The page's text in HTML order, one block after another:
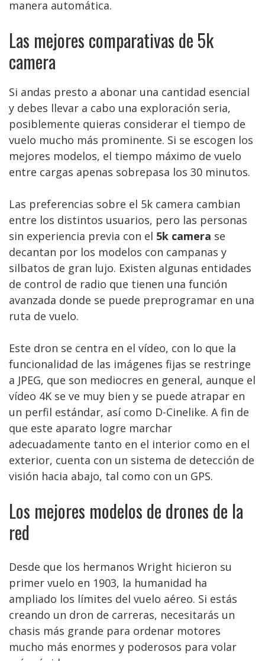
manera automática.
Las mejores comparativas de 5k
camera
Si andas presto a abonar una cantidad esencial
y debes llevar a cabo una exploración seria,
posiblemente quieras considerar el tiempo de
vuelo mucho más prominente. Si se escogen los
mejores modelos, el tiempo máximo de vuelo
entre cargas apenas sobrepasa los 30 minutos.
Las preferencias sobre el 5k camera cambian
entre los distintos usuarios, pero las personas
sin experiencia previa con el 5k camera se
decantan por los modelos con campanas y
silbatos de gran lujo. Existen algunas entidades
de control de radio que tienen una función
avanzada donde se puede preprogramar en una
ruta de vuelo.
Este dron se centra en el vídeo, con lo que la
funcionalidad de las imágenes fijas se restringe
a JPEG, que son mediocres en general, aunque el
vídeo 4K se ve muy bien y se puede atrapar en
un perfil estándar, así como D-Cinelike. A fin de
que este aparato logre marchar
adecuadamente tanto en el interior como en el
exterior, cuenta con un sistema de detección de
visión hacia abajo, tal como con un GPS.
Los mejores modelos de drones de la
red
Desde que los hermanos Wright hicieron su
primer vuelo en 1903, la humanidad ha
ampliado los límites del vuelo aéreo. Si estás
creando un dron de carreras, necesitarás un
chasis más grande para ordenar motores
mucho más enormes y poderosos para volar